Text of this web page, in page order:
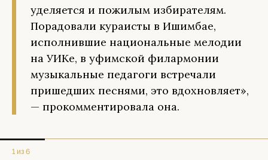
уделяется и пожилым избирателям.
Порадовали кураисты в Ишимбае,
исполнившие национальные мелодии
на УИКе, в уфимской филармонии
музыкальные педагоги встречали
пришедших песнями, это вдохновляет»,
— прокомментировала она.
1 из 6